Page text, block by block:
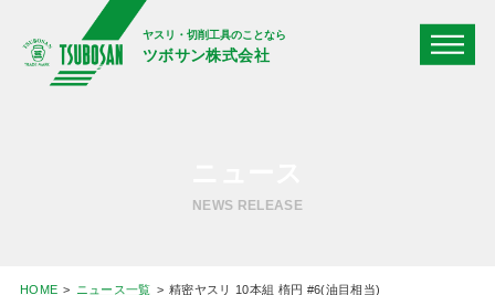
ヤスリ・切削工具のことなら
ツボサン株式会社
NEWS RELEASE
HOME ニュース一覧 精密ヤスリ 10本組 楕円 #6(油目相当)